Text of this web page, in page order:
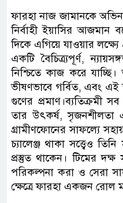
ফারহা নাজ জামানকে
নির্বাহী ইয়াসির আজমান
দিকে এগিয়ে যাওয়ার
একটি বৈচিত্র্যপূর্ণ,
নিশ্চিতে কাজ করে
ভীষণভাবে গর্বিত, এবং এই
গুণের প্রমাণ।ব্যতিক্রমী সব
তার উৎকর্ষ, সৃজনশীলতা
গ্রামীণফোনের সাফল্যে
চ্যালেঞ্জ থাকা সত্ত্বেও
প্রস্তুত থাকেন। টিমের
পরিকল্পনা করা ও সেরা
ক্ষেত্রে ফারহা একজন রোল